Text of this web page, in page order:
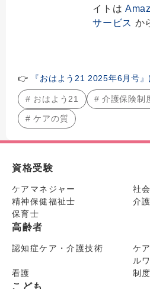
イトは
サービス か
👉 『おはよう21 2025年6月号』
# おはよう21 # 介護保険制
# ケアの質
資格受験
ケアマネジャー
社
精神保健福祉士
介
保育士
高齢者
認知症ケア・介護技術
ケ
ル
看護
制度
こども